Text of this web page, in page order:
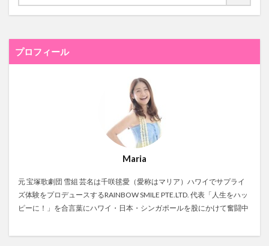
プロフィール
Maria
元 宝塚歌劇団 雪組 芸名は千咲毬愛（愛称はマリア）ハワイでサプライ
ズ体験をプロデュースするRAINBOW SMILE PTE.LTD. 代表「人生をハッ
ピーに！」を合言葉にハワイ・日本・シンガポールを股にかけて奮闘中